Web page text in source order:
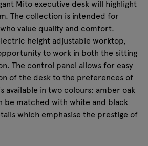
Mito executive desk will highlight
The collection is intended for
value quality and comfort.
height adjustable worktop,
to work in both the sitting
The control panel allows for easy
of the desk to the preferences of
available in two colours: amber oak
be matched with white and black
which emphasise the prestige of